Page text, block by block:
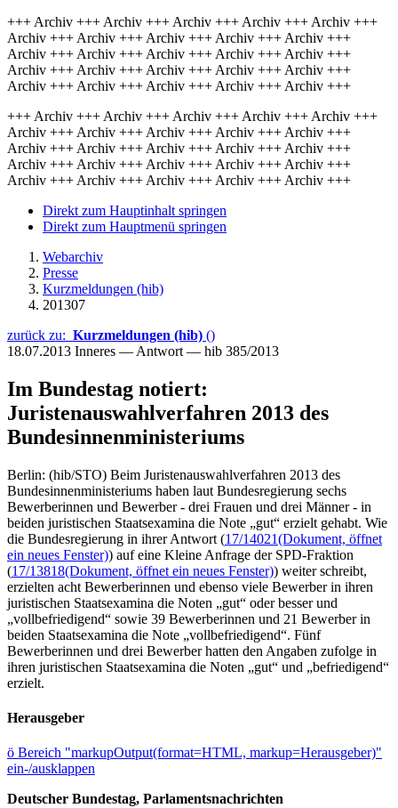
+++ Archiv +++ Archiv +++ Archiv +++ Archiv +++ Archiv +++
Archiv +++ Archiv +++ Archiv +++ Archiv +++ Archiv +++
Archiv +++ Archiv +++ Archiv +++ Archiv +++ Archiv +++
Archiv +++ Archiv +++ Archiv +++ Archiv +++ Archiv +++
Archiv +++ Archiv +++ Archiv +++ Archiv +++ Archiv +++
+++ Archiv +++ Archiv +++ Archiv +++ Archiv +++ Archiv +++
Archiv +++ Archiv +++ Archiv +++ Archiv +++ Archiv +++
Archiv +++ Archiv +++ Archiv +++ Archiv +++ Archiv +++
Archiv +++ Archiv +++ Archiv +++ Archiv +++ Archiv +++
Archiv +++ Archiv +++ Archiv +++ Archiv +++ Archiv +++
Direkt zum Hauptinhalt springen
Direkt zum Hauptmenü springen
Webarchiv
Presse
Kurzmeldungen (hib)
201307
zurück zu: Kurzmeldungen (hib) ()
18.07.2013 Inneres — Antwort — hib 385/2013
Im Bundestag notiert:
Juristenauswahlverfahren 2013 des
Bundesinnenministeriums
Berlin: (hib/STO) Beim Juristenauswahlverfahren 2013 des
Bundesinnenministeriums haben laut Bundesregierung sechs
Bewerberinnen und Bewerber - drei Frauen und drei Männer - in
beiden juristischen Staatsexamina die Note „gut“ erzielt gehabt. Wie
die Bundesregierung in ihrer Antwort (17/14021(Dokument, öffnet
ein neues Fenster)) auf eine Kleine Anfrage der SPD-Fraktion
(17/13818(Dokument, öffnet ein neues Fenster)) weiter schreibt,
erzielten acht Bewerberinnen und ebenso viele Bewerber in ihren
juristischen Staatsexamina die Noten „gut“ oder besser und
„vollbefriedigend“ sowie 39 Bewerberinnen und 21 Bewerber in
beiden Staatsexamina die Note „vollbefriedigend“. Fünf
Bewerberinnen und drei Bewerber hatten den Angaben zufolge in
ihren juristischen Staatsexamina die Noten „gut“ und „befriedigend“
erzielt.
Herausgeber
ö Bereich "markupOutput(format=HTML, markup=Herausgeber)"
ein-/ausklappen
Deutscher Bundestag, Parlamentsnachrichten